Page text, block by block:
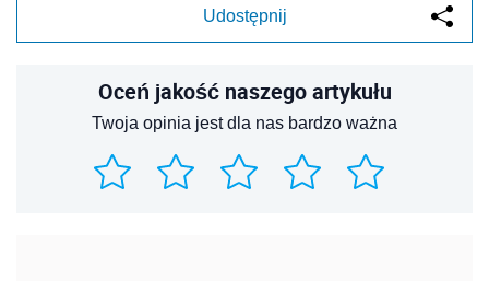
Udostępnij
Oceń jakość naszego artykułu
Twoja opinia jest dla nas bardzo ważna